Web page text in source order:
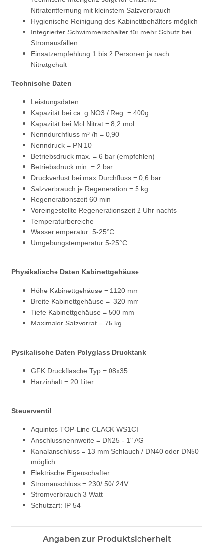
Nitratentfernung mit kleinstem Salzverbrauch
Hygienische Reinigung des Kabinettbehälters möglich
Integrierter Schwimmerschalter für mehr Schutz bei
Stromausfällen
Einsatzempfehlung 1 bis 2 Personen ja nach
Nitratgehalt
Technische Daten
Leistungsdaten
Kapazität bei ca. g NO3 / Reg. = 400g
Kapazität bei Mol Nitrat = 8,2 mol
Nenndurchfluss m³ /h = 0,90
Nenndruck = PN 10
Betriebsdruck max. = 6 bar (empfohlen)
Betriebsdruck min. = 2 bar
Druckverlust bei max Durchfluss = 0,6 bar
Salzverbrauch je Regeneration = 5 kg
Regenerationszeit 60 min
Voreingestellte Regenerationszeit 2 Uhr nachts
Temperaturbereiche
Wassertemperatur: 5-25°C
Umgebungstemperatur 5-25°C
Physikalische Daten Kabinettgehäuse
Höhe Kabinettgehäuse = 1120 mm
Breite Kabinettgehäuse = 320 mm
Tiefe Kabinettgehäuse = 500 mm
Maximaler Salzvorrat = 75 kg
Pysikalische Daten Polyglass Drucktank
GFK Druckflasche Typ = 08x35
Harzinhalt = 20 Liter
Steuerventil
Aquintos TOP-Line CLACK WS1CI
Anschlussnennweite = DN25 - 1" AG
Kanalanschluss = 13 mm Schlauch / DN40 oder DN50
möglich
Elektrische Eigenschaften
Stromanschluss = 230/ 50/ 24V
Stromverbrauch 3 Watt
Schutzart: IP 54
Angaben zur Produktsicherheit